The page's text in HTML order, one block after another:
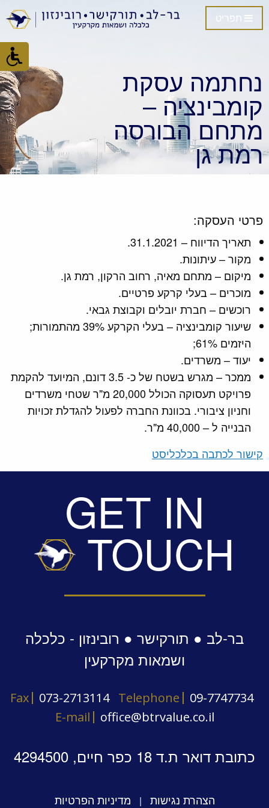
נחתמה עסקת
קומבינציה –
מתחם הבורסה
רמת גן
פרטי העסקה:
תאריך הדיווח – 31.1.2021.
מקור – עיתונות.
מיקום – מתחם מאיה, רחוב הרקון, רמת גן.
מוכרים – בעלי קרקע פרטיים.
רוכשים – חברת יובלים וקבוצת גבאי.
שיעור קומבינציה – בעלי הקרקע 39% מהתמורות;
היזמים 61%;
יעוד – משרדים.
ממכר – מגרש בשטח של כ- 3.5 דונם, המיועד להקמת
פרויקט תעסוקה הכולל 20,000 מ"ר שטחי משרדים
וחניון ציבורי. בכוונת החברה לפעול להגדלת זכויות
הבנייה ל – 40,000 מ"ר.
קישור לכתבה בכלכליסט
GET IN
TOUCH
בר-לב ● תורקישר ● רובינזון - כלכלה
ושמאות מקרקעין
Fax 073-2713114 Telephone
09-7747734
E-mail
office@btrvalue.co.il
כתובת דואר ת.ד 18 כפר חיים, 4294500
הצהרת נגישות | מדיניות הפרטיות